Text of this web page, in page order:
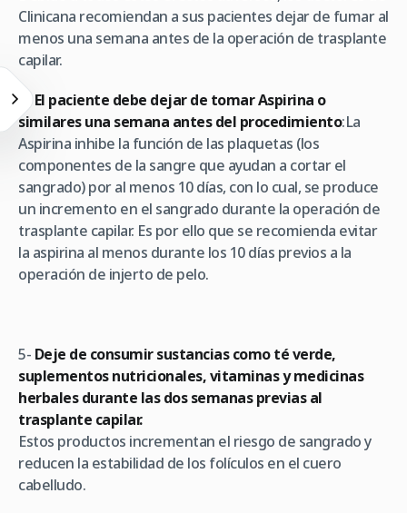
Clinicana recomiendan a sus pacientes dejar de fumar al
menos una semana antes de la operación de trasplante
capilar.
4-El paciente debe dejar de tomar Aspirina o
similares una semana antes del procedimiento:La
Aspirina inhibe la función de las plaquetas (los
componentes de la sangre que ayudan a cortar el
sangrado) por al menos 10 días, con lo cual, se produce
un incremento en el sangrado durante la operación de
trasplante capilar. Es por ello que se recomienda evitar
la aspirina al menos durante los 10 días previos a la
operación de injerto de pelo.
5- Deje de consumir sustancias como té verde,
suplementos nutricionales, vitaminas y medicinas
herbales durante las dos semanas previas al
trasplante capilar.
Estos productos incrementan el riesgo de sangrado y
reducen la estabilidad de los folículos en el cuero
cabelludo.